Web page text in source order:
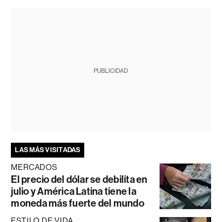
PUBLICIDAD
LAS MÁS VISITADAS
MERCADOS
El precio del dólar se debilita en
julio y América Latina tiene la
moneda más fuerte del mundo